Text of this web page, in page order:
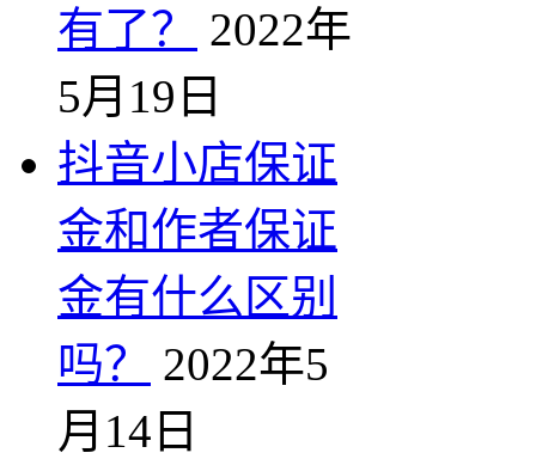
有了？
2022年
5月19日
抖音小店保证
金和作者保证
金有什么区别
吗？
2022年5
月14日